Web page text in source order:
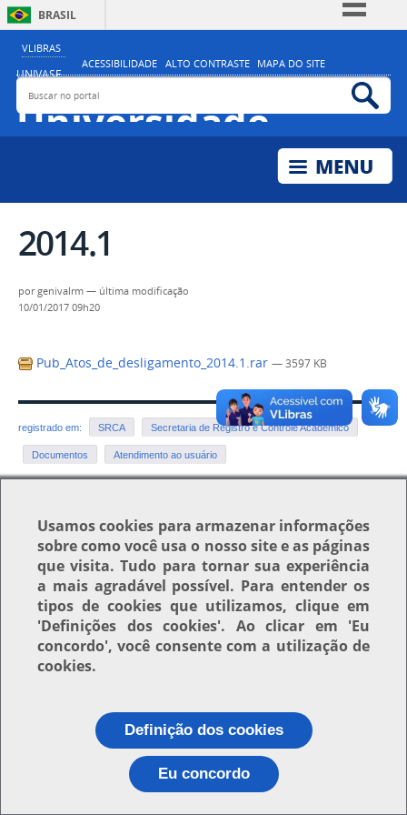
BRASIL
Comunica BR
Legislação
VLIBRAS
ACESSIBILIDADE ALTO CONTRASTE MAPA DO SITE
UNIVASF
Universidade
Federal do Vale do
São Francisco
MINISTÉRIO DA EDUCAÇÃO
Buscar no portal
2014.1
porgenivalrm — última modificação
10/01/2017 09h20
Pub_Atos_de_desligamento_2014.1.rar — 3597 KB
registrado em: SRCA Secretaria de Registro e Controle Acadêmico
Documentos Atendimento ao usuário
Voltar para o topo
Usamoscookies para armazenar informações
sobre como você usa o nosso site e as páginas
que visita. Tudo para tornar sua experiência
a mais agradável possível. Para entender os
tipos de cookies que utilizamos, clique em
'Definições dos cookies'. Ao clicar em 'Eu
concordo', você consente com a utilização de
cookies.